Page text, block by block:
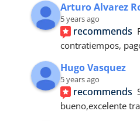
Arturo Alvarez
5 years ago
recommends
contratiempos,
Hugo Vasquez
5 years ago
recommends
bueno,excelente